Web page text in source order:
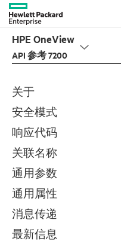
搜索
HPE OneView
API 参考 7200
关于
安全模式
响应代码
关联名称
通用参数
通用属性
消息传递
最新信息